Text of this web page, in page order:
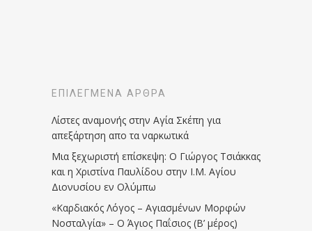
ΕΠΙΛΕΓΜΈΝΑ ΆΡΘΡΑ
Λίστες αναμονής στην Αγία Σκέπη για
απεξάρτηση απο τα ναρκωτικά
Μια ξεχωριστή επίσκεψη: Ο Γιώργος Τσιάκκας
και η Χριστίνα Παυλίδου στην Ι.Μ. Αγίου
Διονυσίου εν Ολύμπω
«Καρδιακός Λόγος – Αγιασμένων Μορφών
Νοσταλγία» – Ο Άγιος Παΐσιος (Β’ μέρος)